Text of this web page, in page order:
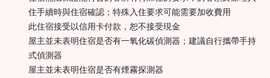
住手續時與住宿確認；特殊入住要求可能需要加收費用
此住宿接受以信用卡付款，恕不接受現金
屋主並未表明住宿是否有一氧化碳偵測器；建議自行攜帶手持
式偵測器
屋主並未表明住宿是否有煙霧探測器